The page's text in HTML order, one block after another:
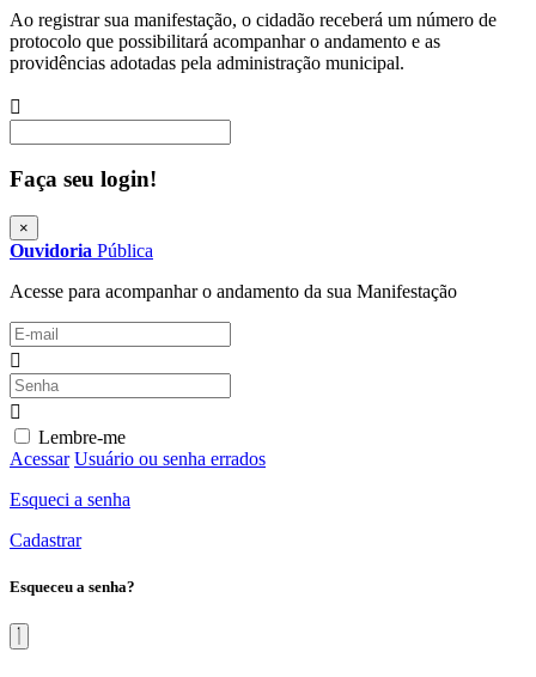
Ao registrar sua manifestação, o cidadão receberá um número de
protocolo que possibilitará acompanhar o andamento e as
providências adotadas pela administração municipal.
Faça seu login!
×
Ouvidoria Pública
Acesse para acompanhar o andamento da sua Manifestação
Lembre-me
Acessar Usuário ou senha errados
Esqueci a senha
Cadastrar
Esqueceu a senha?